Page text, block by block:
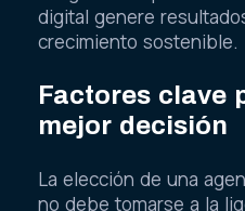
digital genere
crecimiento sostenible.
Factores clave
mejor decisión
La elección de una
no debe tomarse a la